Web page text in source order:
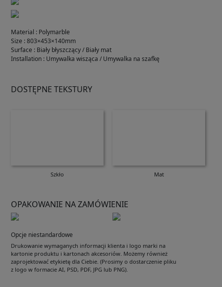
Material : Polymarble
Size :803×453×140mm
Surface : Biały błyszczący / Biały mat
Installation : Umywalka wisząca / Umywalka na szafkę
DOSTĘPNE TEKSTURY
Szkło Mat
OPAKOWANIE NA ZAMÓWIENIE
Opcje niestandardowe
Drukowanie wymaganych informacji klienta i logo marki na
kartonie produktu i kartonach akcesoriów. Możemy również
zaprojektować etykietę dla Ciebie. (Prosimy o dostarczenie pliku
z logo w formacie AI, PSD, PDF, JPG lub PNG).